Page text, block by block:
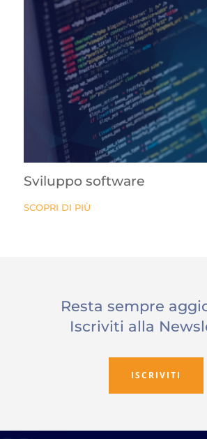
Sviluppo software
SCOPRI DI PIÙ
Resta sempre
Iscriviti alla
ISCRIVITI